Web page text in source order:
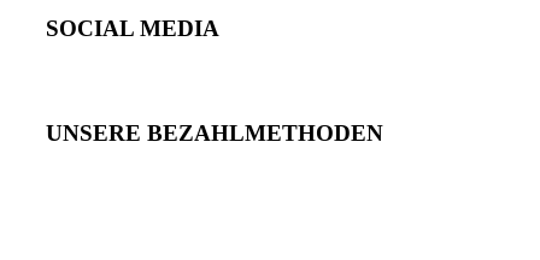
SOCIAL MEDIA
UNSERE BEZAHLMETHODEN